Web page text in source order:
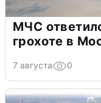
МЧС
грохоте в
7 августа 0